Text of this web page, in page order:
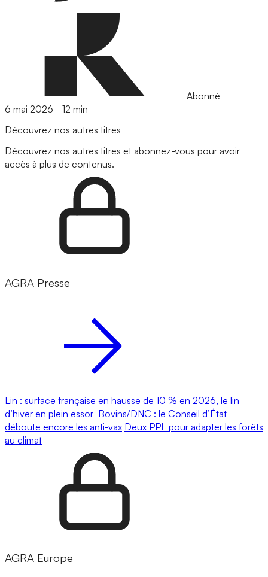
Abonné
6 mai 2026 - 12 min
Découvrez nos autres titres
Découvrez nos autres titres et abonnez-vous pour avoir
accès à plus de contenus.
AGRA Presse
Lin : surface française en hausse de 10 % en 2026, le lin
d’hiver en plein essor Bovins/DNC : le Conseil d’État
déboute encore les anti-vax Deux PPL pour adapter les forêts
au climat
AGRA Europe